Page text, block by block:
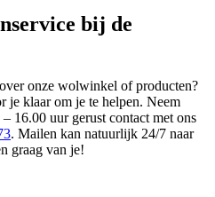
bij de
onze wolwinkel of producten?
je klaar om je te helpen. Neem
16.00 uur gerust contact met ons
. Mailen kan natuurlijk 24/7 naar
graag van je!